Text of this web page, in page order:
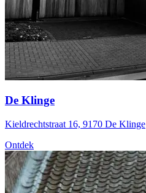
De Klinge
Kieldrechtstraat 16, 9170 De Klinge
Ontdek